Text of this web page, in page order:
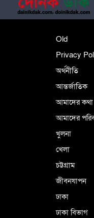
Old
Privacy
অর্থনীতি
আন্তর্জাতিক
আমাদের কথা
আমাদের
খুলনা
খেলা
চট্টগ্রাম
জীবনযাপন
ঢাকা
ঢাকা বিভাগ